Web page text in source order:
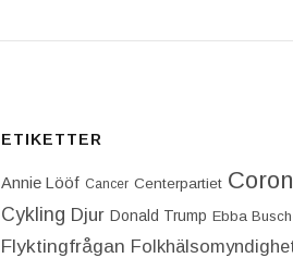
ETIKETTER
Annie Lööf Cancer Centerpartiet‎
Cykling Djur Donald Trump Ebba
Flyktingfrågan